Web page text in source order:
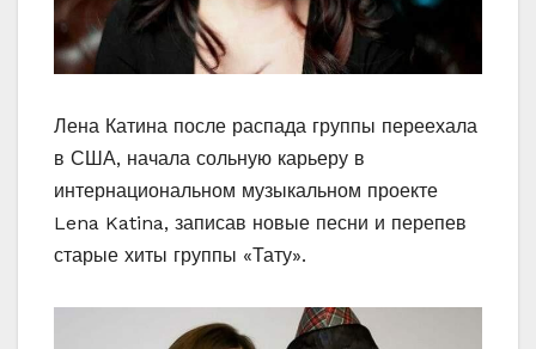
Лена Катина после распада группы переехала
в США, начала сольную карьеру в
интернациональном музыкальном проекте
Lena Katina, записав новые песни и перепев
старые хиты группы «Тату».